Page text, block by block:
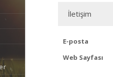
İletişim
E-posta
Web Sayfası